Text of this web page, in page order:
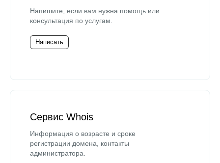
Напишите, если вам нужна помощь или
консультация по услугам.
Написать
Сервис Whois
Информация о возрасте и сроке
регистрации домена, контакты
администратора.